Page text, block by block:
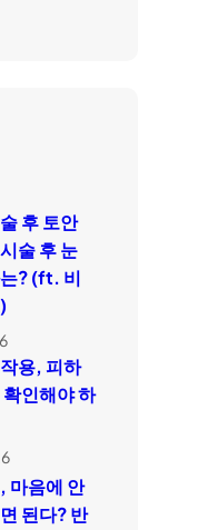
후 토안
술 후 눈
는? (ft. 비
용, 피하
인해야 하
마음에 안
된다? 반